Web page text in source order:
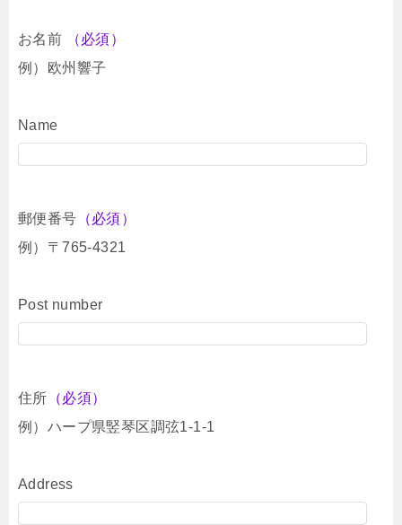
お名前
（必須）
例）欧州響子
Name
郵便番号 （必須）
例）〒765-4321
Post number
住所 （必須）
例）ハープ県竪琴区調弦1-1-1
Address